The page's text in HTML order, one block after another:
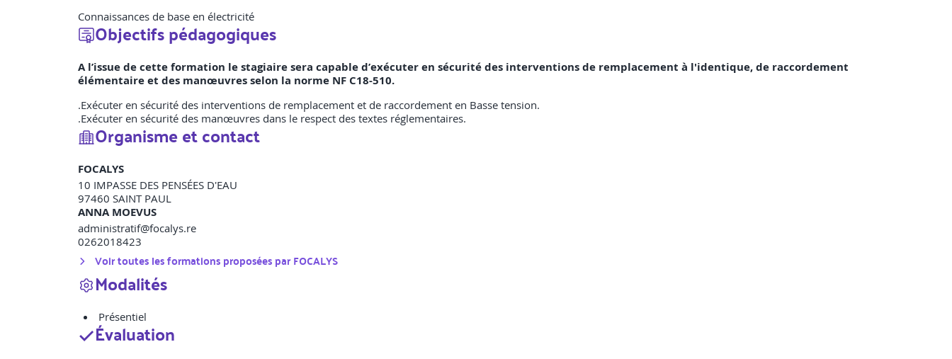
Connaissances de base en électricité
Objectifs pédagogiques
A l’issue de cette formation le stagiaire sera capable d’exécuter en sécurité des interventions de remplacement à l'identique, de raccordement
élémentaire et des manœuvres selon la norme NF C18-510.
.Exécuter en sécurité des interventions de remplacement et de raccordement en Basse tension.
.Exécuter en sécurité des manœuvres dans le respect des textes réglementaires.
Organisme et contact
FOCALYS
10 IMPASSE DES PENSÉES D'EAU
97460 SAINT PAUL
ANNA MOEVUS
administratif@focalys.re
0262018423
Voir toutes les formations proposées parFOCALYS
Modalités
Présentiel
Évaluation